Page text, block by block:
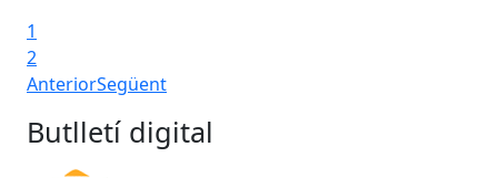
1
2
AnteriorSegüent
Butlletí digital